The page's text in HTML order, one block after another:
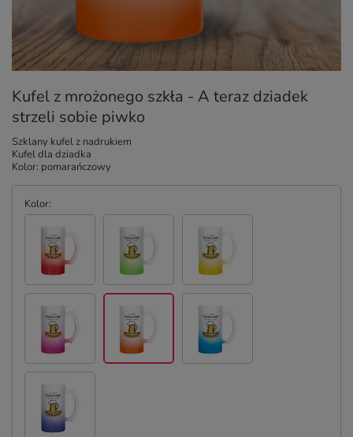
Kufel z mrożonego szkła - A teraz dziadek
strzeli sobie piwko
Szklany kufel z nadrukiem
Kufel dla dziadka
Kolor: pomarańczowy
Kolor